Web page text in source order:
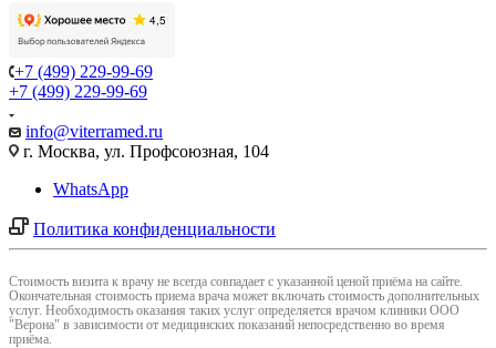
+7 (499) 229-99-69
+7 (499) 229-99-69
info@viterramed.ru
г. Москва, ул. Профсоюзная, 104
WhatsApp
Политика конфиденциальности
Cтоимость визита к врачу не всегда совпадает с указанной ценой приёма на сайте.
Окончательная стоимость приема врача может включать стоимость дополнительных
услуг. Необходимость оказания таких услуг определяется врачом клиники ООО
"Верона" в зависимости от медицинских показаний непосредственно во время
приёма.